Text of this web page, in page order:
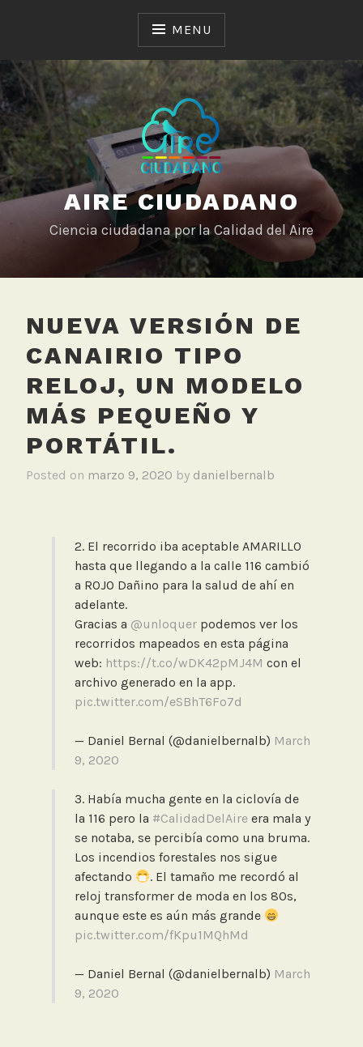
MENU
AIRE CIUDADANO
Ciencia ciudadana por la Calidad del Aire
NUEVA VERSIÓN DE
CANAIRIO TIPO
RELOJ, UN MODELO
MÁS PEQUEÑO Y
PORTÁTIL.
Posted on marzo 9, 2020 by danielbernalb
2. El recorrido iba aceptable AMARILLO
hasta que llegando a la calle 116 cambió
a ROJO Dañino para la salud de ahí en
adelante.
Gracias a @unloquer podemos ver los
recorridos mapeados en esta página
web: https://t.co/wDK42pMJ4M con el
archivo generado en la app.
pic.twitter.com/eSBhT6Fo7d
— Daniel Bernal (@danielbernalb) March
9, 2020
3. Había mucha gente en la ciclovía de
la 116 pero la #CalidadDelAire era mala y
se notaba, se percibía como una bruma.
Los incendios forestales nos sigue
afectando
. El tamaño me recordó al
reloj transformer de moda en los 80s,
aunque este es aún más grande
pic.twitter.com/fKpu1MQhMd
— Daniel Bernal (@danielbernalb) March
9, 2020